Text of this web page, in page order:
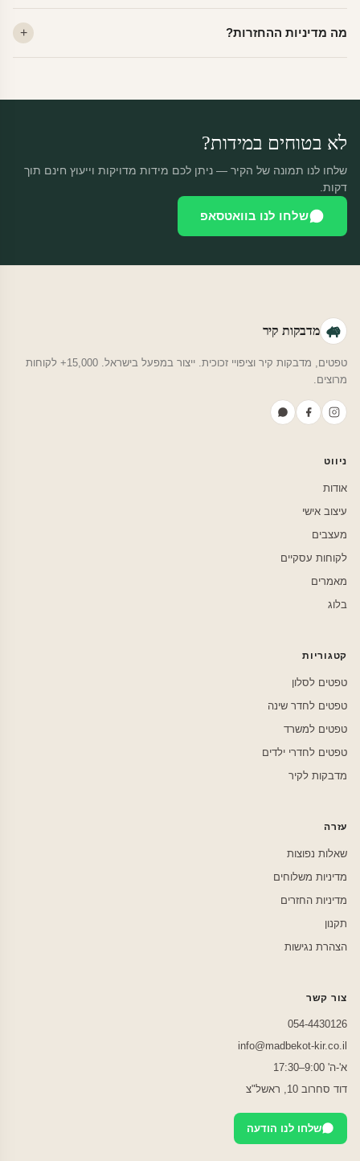
יוצאות באותו יום.
מה מדיניות ההחזרות?
לא בטוחים במידות?
שלחו לנו תמונה של הקיר — ניתן לכם מידות מדויקות וייעוץ חינם תוך
דקות.
שלחו לנו בוואטסאפ
מדבקות קיר
טפטים, מדבקות קיר וציפויי זכוכית. ייצור במפעל בישראל. 15,000+ לקוחות
מרוצים.
ניווט
אודות
עיצוב אישי
מעצבים
לקוחות עסקיים
מאמרים
בלוג
קטגוריות
טפטים לסלון
טפטים לחדר שינה
טפטים למשרד
טפטים לחדרי ילדים
מדבקות לקיר
עזרה
שאלות נפוצות
מדיניות משלוחים
מדיניות החזרים
תקנון
הצהרת נגישות
צור קשר
054-4430126
info@madbekot-kir.co.il
א'-ה' 9:00–17:30
דוד סחרוב 10, ראשל"צ
שלחו לנו הודעה